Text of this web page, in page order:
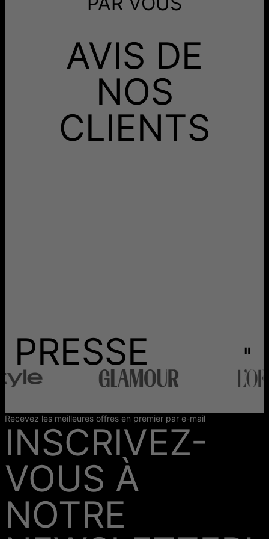
Date de livraison
Livraison Gratuite
jeu. 20 août - ven. 21
août
Recevez-le avant
août
Les délais mentionnés comprennent le temps de
production.
AVIS DE
NOS
CLIENTS
PRESSE
Recevez les meilleures offres en premier par e-mail
INSCRIVEZ-
VOUS À
NOTRE